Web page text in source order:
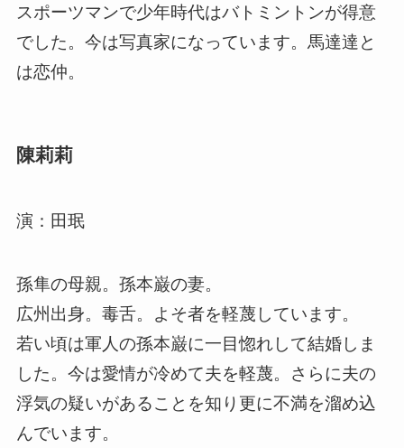
スポーツマンで少年時代はバトミントンが得意
でした。今は写真家になっています。馬達達と
は恋仲。
陳莉莉
演：田珉
孫隼の母親。孫本巌の妻。
広州出身。毒舌。よそ者を軽蔑しています。
若い頃は軍人の孫本巌に一目惚れして結婚しま
した。今は愛情が冷めて夫を軽蔑。さらに夫の
浮気の疑いがあることを知り更に不満を溜め込
んでいます。